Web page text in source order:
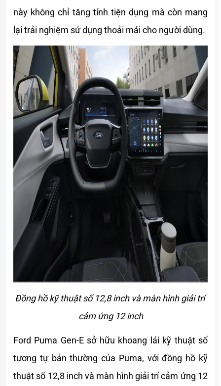
này không chỉ tăng tính tiện dụng mà còn mang
lại trải nghiệm sử dụng thoải mái cho người dùng.
Đồng hồ kỹ thuật số 12,8 inch và màn hình giải trí
cảm ứng 12 inch
Ford Puma Gen-E sở hữu khoang lái kỹ thuật số
tương tự bản thường của Puma, với đồng hồ kỹ
thuật số 12,8 inch và màn hình giải trí cảm ứng 12